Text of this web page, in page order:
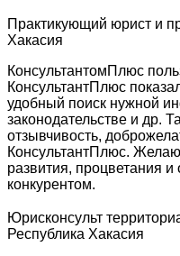
Практикующий юрист и
Хакасия
КонсультантомПлюс
КонсультантПлюс
удобный поиск нужной
законодательстве и др.
отзывчивость,
КонсультантПлюс.
развития, процветания
конкурентом.
Юрисконсульт
Республика Хакасия